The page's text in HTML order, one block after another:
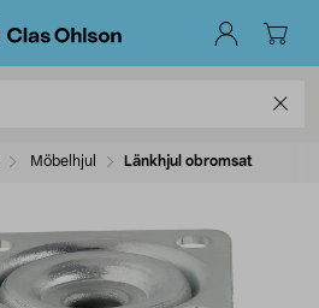
Möbelhjul Länkhjul obromsat